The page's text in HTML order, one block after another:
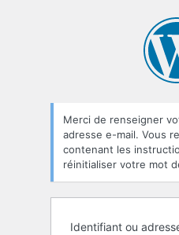
oublié
Merci de renseigner
adresse e-mail. Vous
contenant les
réinitialiser votre mot
Identifiant ou